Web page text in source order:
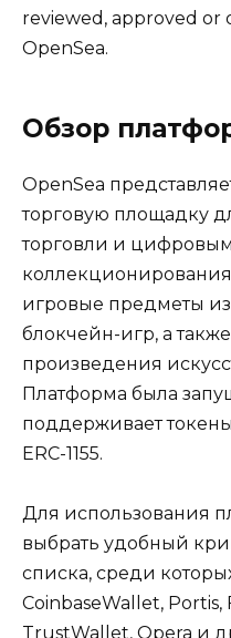
reviewed, approved or
OpenSea.
Обзор
OpenSea
торговую площадку
торговли и
игровые предметы
блокчейн-игр, а
произведения
Платформа была
поддерживает токены
ERC-1155.
Для использования
выбрать удобный
списка, среди
CoinbaseWallet, Portis,
TrustWallet, Opera и